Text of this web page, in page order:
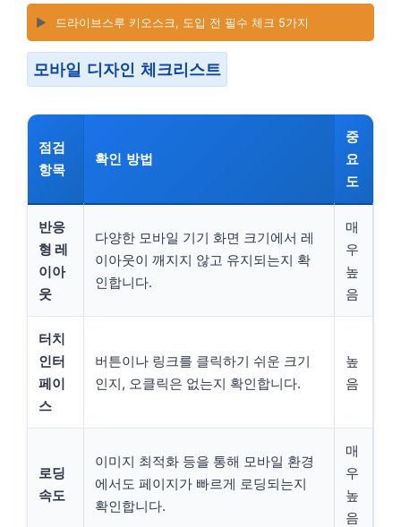
▶️ 드라이브스루 키오스크, 도입 전 필수 체크 5가지
모바일 디자인 체크리스트
점검
항목
확인 방법
중
요
도
반응
형 레
이아
웃
다양한 모바일 기기 화면 크기에서 레
이아웃이 깨지지 않고 유지되는지 확
인합니다.
매
우
높
음
터치
인터
페이
스
버튼이나 링크를 클릭하기 쉬운 크기
인지, 오클릭은 없는지 확인합니다.
높
음
로딩
속도
이미지 최적화 등을 통해 모바일 환경
에서도 페이지가 빠르게 로딩되는지
확인합니다.
매
우
높
음